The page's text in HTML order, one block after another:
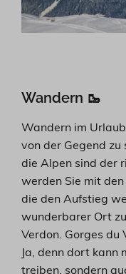
Wandern 🥾
Wandern im
von der Gegend zu
die Alpen sind der
werden Sie mit
die den Aufstieg
wunderbarer Ort
Verdon. Gorges du
Ja, denn dort
treiben, sondern